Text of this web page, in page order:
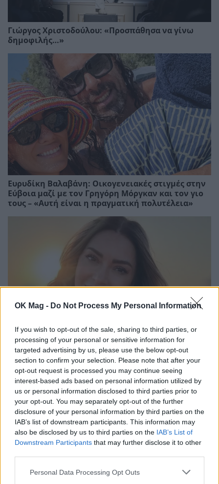
OK Mag - Do Not Process My Personal Information
If you wish to opt-out of the sale, sharing to third parties, or
processing of your personal or sensitive information for
targeted advertising by us, please use the below opt-out
section to confirm your selection. Please note that after your
opt-out request is processed you may continue seeing
interest-based ads based on personal information utilized by
us or personal information disclosed to third parties prior to
your opt-out. You may separately opt-out of the further
disclosure of your personal information by third parties on the
IAB’s list of downstream participants. This information may
also be disclosed by us to third parties on the IAB’s List of
Downstream Participants that may further disclose it to other
Personal Data Processing Opt Outs
Γιώργος Χριστοδούλου: «Προσπάθησα να γίνω
δημοφιλής…»
Ευρυδίκη Βαλαβάνη: Οικογενειακές στιγμές στην
Εύβοια μαζί με τον Γρηγόρη Μόργκαν και τον γιο
τους – «Αυτή είναι η πραγματική πολυτέλεια»
Η Αποστολία Ζώη ξεκαθαρίζει: «Βαρέθηκα να λένε
πως τα άφησα όλα για έναν έρωτα»